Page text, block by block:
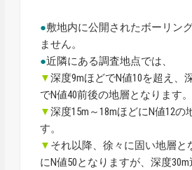
●敷地内に公開されたボーリン
ません。
●近隣にある調査地点では、
▼深度9mほどでN値10を超え、
でN値40前後の地層となります。
▼深度15m～18mほどにN値12の
す。
▼ それ以降、徐々に固い地層と
にN値50となりますが、深度